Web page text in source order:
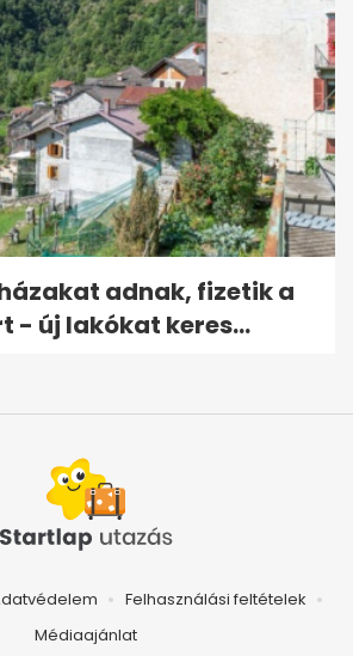
adnak, fizetik a
- új lakókat keres...
Felhasználási feltételek
Médiaajánlat